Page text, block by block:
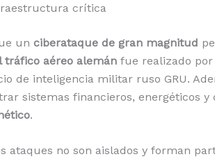
crítica
un ciberataque de gran magnitud
tráfico aéreo alemán fue realizado
de inteligencia militar ruso GRU.
sistemas financieros, energéticos y
.
ataques no son aislados y forman